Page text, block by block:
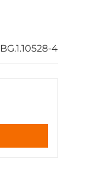
BG.1.10528-4